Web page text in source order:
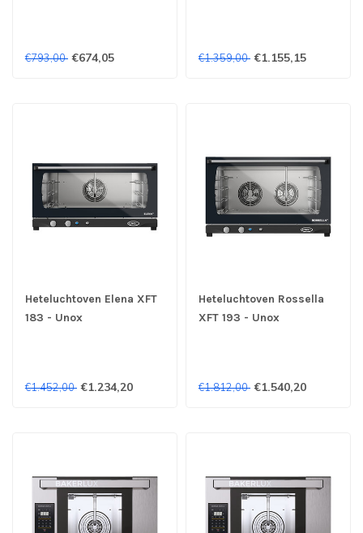
€793,00 €674,05 €1.359,00 €1.155,15
Heteluchtoven Elena XFT
183 - Unox
€1.452,00 €1.234,20
Heteluchtoven Rossella
XFT 193 - Unox
€1.812,00 €1.540,20